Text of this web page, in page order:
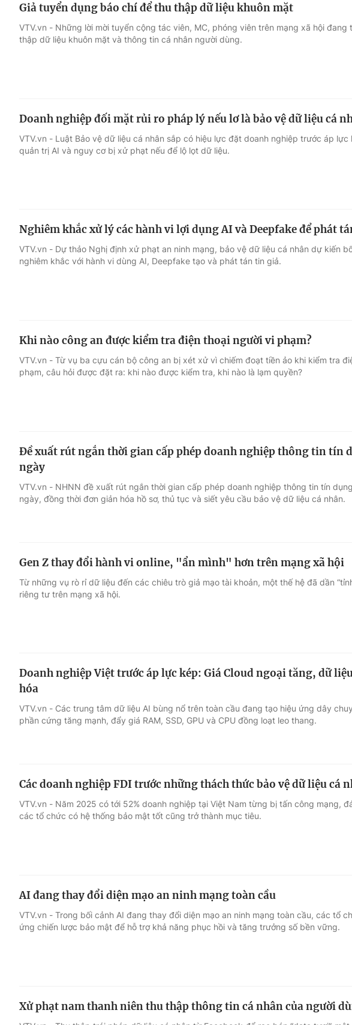
Giả tuyển dụng báo chí để thu thập dữ liệu khuôn mặt
VTV.vn - Những lời mời tuyển cộng tác viên, MC, phóng viên trên mạng xã hội đang
thập dữ liệu khuôn mặt và thông tin cá nhân người dùng.
Doanh nghiệp đối mặt rủi ro pháp lý nếu lơ là bảo vệ dữ liệu cá
VTV.vn - Luật Bảo vệ dữ liệu cá nhân sắp có hiệu lực đặt doanh nghiệp trước áp lực
quản trị AI và nguy cơ bị xử phạt nếu để lộ lọt dữ liệu.
Nghiêm khắc xử lý các hành vi lợi dụng AI và Deepfake để phát
VTV.vn - Dự thảo Nghị định xử phạt an ninh mạng, bảo vệ dữ liệu cá nhân dự kiến
nghiêm khắc với hành vi dùng AI, Deepfake tạo và phát tán tin giả.
Khi nào công an được kiểm tra điện thoại người vi phạm?
VTV.vn - Từ vụ ba cựu cán bộ công an bị xét xử vì chiếm đoạt tiền ảo khi kiểm tra
phạm, câu hỏi được đặt ra: khi nào được kiểm tra, khi nào là lạm quyền?
Đề xuất rút ngắn thời gian cấp phép doanh nghiệp thông tin tín
ngày
VTV.vn - NHNN đề xuất rút ngắn thời gian cấp phép doanh nghiệp thông tin tín
ngày, đồng thời đơn giản hóa hồ sơ, thủ tục và siết yêu cầu bảo vệ dữ liệu cá nhân.
Gen Z thay đổi hành vi online, "ẩn mình" hơn trên mạng xã hội
Từ những vụ rò rỉ dữ liệu đến các chiêu trò giả mạo tài khoản, một thế hệ đã dần
riêng tư trên mạng xã hội.
Doanh nghiệp Việt trước áp lực kép: Giá Cloud ngoại tăng, dữ
hóa
VTV.vn - Các trung tâm dữ liệu AI bùng nổ trên toàn cầu đang tạo hiệu ứng dây
phần cứng tăng mạnh, đẩy giá RAM, SSD, GPU và CPU đồng loạt leo thang.
Các doanh nghiệp FDI trước những thách thức bảo vệ dữ liệu cá
VTV.vn - Năm 2025 có tới 52% doanh nghiệp tại Việt Nam từng bị tấn công mạng,
các tổ chức có hệ thống bảo mật tốt cũng trở thành mục tiêu.
AI đang thay đổi diện mạo an ninh mạng toàn cầu
VTV.vn - Trong bối cảnh AI đang thay đổi diện mạo an ninh mạng toàn cầu, các tổ
ứng chiến lược bảo mật để hỗ trợ khả năng phục hồi và tăng trưởng số bền vững.
Xử phạt nam thanh niên thu thập thông tin cá nhân của người